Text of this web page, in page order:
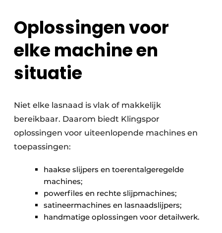
Oplossingen voor
elke machine en
situatie
Niet elke lasnaad is vlak of makkelijk
bereikbaar. Daarom biedt Klingspor
oplossingen voor uiteenlopende machines en
toepassingen:
haakse slijpers en toerentalgeregelde
machines;
powerfiles en rechte slijpmachines;
satineermachines en lasnaadslijpers;
handmatige oplossingen voor detailwerk.